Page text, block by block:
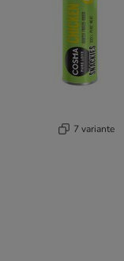
7 variante